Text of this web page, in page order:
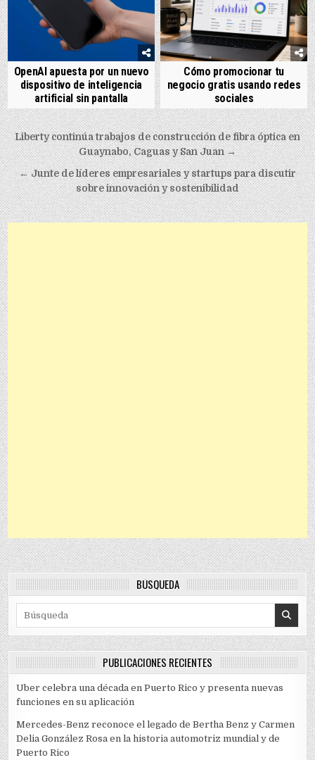
OpenAI apuesta por un nuevo
dispositivo de inteligencia
artificial sin pantalla
Cómo promocionar tu
negocio gratis usando redes
sociales
Post navigation
Liberty continúa trabajos de construcción de fibra óptica en
Guaynabo, Caguas y San Juan →
← Junte de líderes empresariales y startups para discutir
sobre innovación y sostenibilidad
BÚSQUEDA
PUBLICACIONES RECIENTES
Uber celebra una década en Puerto Rico y presenta nuevas
funciones en su aplicación
Mercedes-Benz reconoce el legado de Bertha Benz y Carmen
Delia González Rosa en la historia automotriz mundial y de
Puerto Rico